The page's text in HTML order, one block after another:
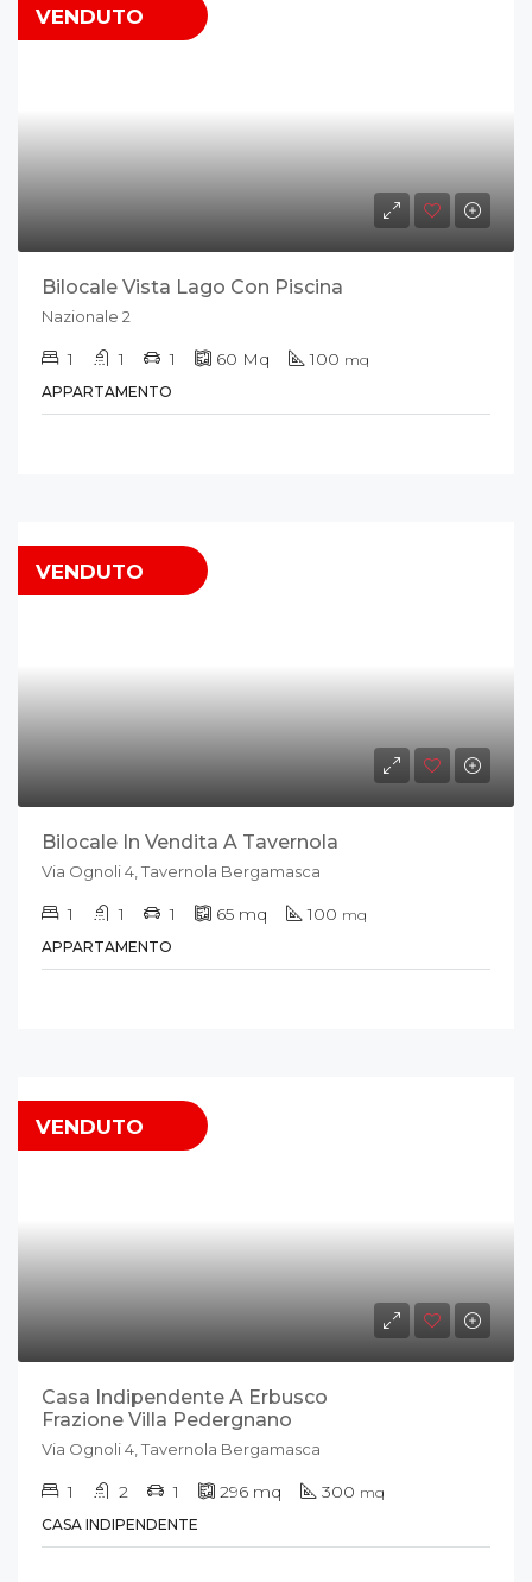
VENDUTO
Bilocale Vista Lago Con Piscina
Nazionale 2
1 1 1 60 Mq 100 mq
APPARTAMENTO
VENDUTO
Bilocale In Vendita A Tavernola
Via Ognoli 4, Tavernola Bergamasca
1 1 1 65 mq 100 mq
APPARTAMENTO
VENDUTO
Casa Indipendente A Erbusco
Frazione Villa Pedergnano
Via Ognoli 4, Tavernola Bergamasca
1 2 1 296 mq 300 mq
CASA INDIPENDENTE